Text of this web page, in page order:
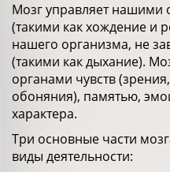
Мозг управляет нашими
(такими как хождение и
нашего организма, не
(такими как дыхание).
органами чувств
обоняния), памятью,
характера.
Три основные части
виды деятельности: